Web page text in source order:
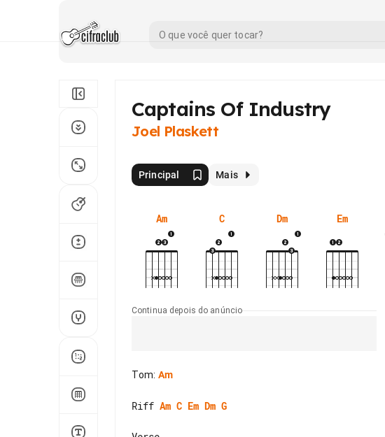
Captains Of Industry
Joel Plaskett
Principal Mais
Am C Dm Em
Continua depois do anúncio
Tom: Am
Riff Am C Em Dm G